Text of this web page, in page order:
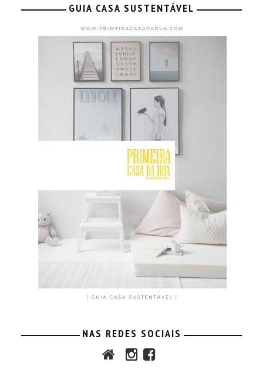
GUIA CASA SUSTENTÁVEL
NAS REDES SOCIAIS